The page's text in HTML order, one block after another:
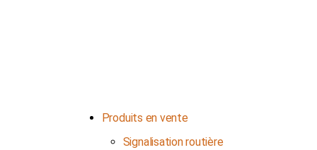
Produits en vente
Signalisation routière